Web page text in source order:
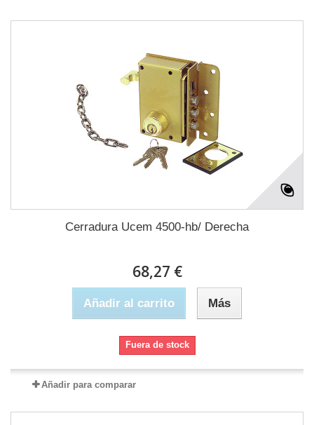
Cerradura Ucem 4500-hb/ Derecha
68,27 €
Añadir al carrito Más
Fuera de stock
Añadir para comparar